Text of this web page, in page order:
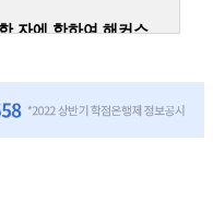
자에 한하여 해커스
육그룹의 새로운 서
랩, 해커스톡, 해커스중국
개사, 해커스주택관리
번호